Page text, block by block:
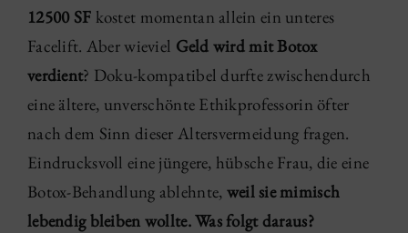
12500 SF kostet momentan allein ein unteres
Facelift. Aber wieviel Geld wird mit Botox
verdient? Doku-kompatibel durfte zwischendurch
eine ältere, unverschönte Ethikprofessorin öfter
nach dem Sinn dieser Altersvermeidung fragen.
Eindrucksvoll eine jüngere, hübsche Frau, die eine
Botox-Behandlung ablehnte, weil sie mimisch
lebendig bleiben wollte. Was folgt daraus?